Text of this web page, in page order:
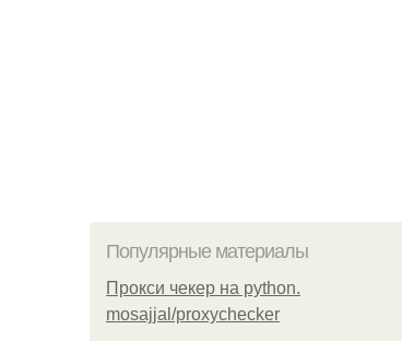
Популярные материалы
Прокси чекер на python.
mosajjal/proxychecker